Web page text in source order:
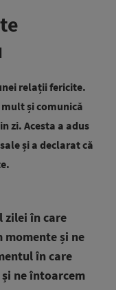
relații fericite.
și comunică
zi. Acesta a adus
și a declarat că
zilei în care
și ne
în care
ne întoarcem